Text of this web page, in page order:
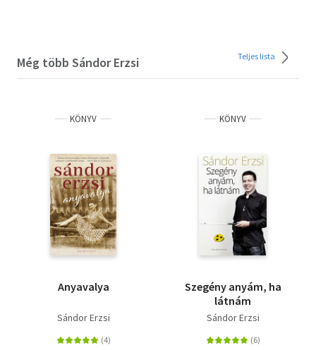
Még több Sándor Erzsi Teljes lista
KÖNYV
Anyavalya
Sándor Erzsi
KÖNYV
Szegény anyám, ha
látnám
Sándor Erzsi